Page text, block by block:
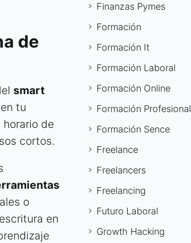
de
smart
tu
de
cortos.
o
en
Finanzas Pymes
Formación
Formación It
Formación Laboral
Formación Online
Formación Profesional
Formación Sence
Freelance
Freelancers
Freelancing
Futuro Laboral
Growth Hacking